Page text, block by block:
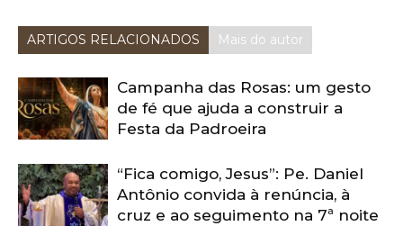
ARTIGOS RELACIONADOS Mais do autor
Campanha das Rosas: um gesto
de fé que ajuda a construir a
Festa da Padroeira
“Fica comigo, Jesus”: Pe. Daniel
Antônio convida à renúncia, à
cruz e ao seguimento na 7ª noite